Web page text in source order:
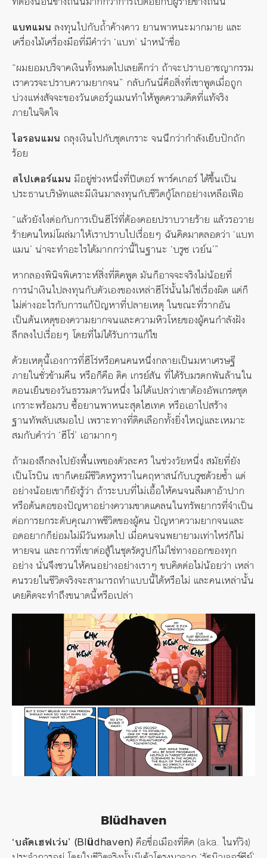
แบทแมน ลงทุนไปกับถ้ำค้างคาว ยานพาหนะมากมาย และ
เครื่องไม้เครื่องมือที่มีคำว่า ‘แบท’ นำหน้าชื่อ
“ผมยอมบริจาคเงินทั้งหมดไปเลยดีกว่า ถ้าจะปราบอาชญากรรม
เราควรจะปราบความยากจน” กลับกันนี่คือสิ่งที่เขาพูดเมื่อถูก
บ่วงแห่งสัจจะของวันเดอร์วูแมนทำให้พูดความคิดที่แท้จริง
ภายในจิตใจ
ไอรอนแมน ถลุงเงินไปกับชุดเกราะ จนนึกว่ากำลังเย็บปักถัก
ร้อย
สไปเดอร์แมน มีอยู่ช่วงหนึ่งที่ปีเตอร์ พาร์คเกอร์ ได้ขึ้นเป็น
ประธานบริษัทและมีเงินมาลงทุนกับชีวิตกู้โลกอย่างเหลือเฟือ
“แล้วยังไงต่อกับการเป็นฮีโร่ที่ต้องคอยปราบวายร้าย แล้วรอวาย
ร้ายคนใหม่โผล่มาให้เราปราบไปเรื่อยๆ ฉันคิดมาตลอดว่า ‘แบท
แมน’ น่าจะทำอะไรได้มากกว่านี้ในฐานะ ‘บรูซ เวย์น’”
หากลองพินิจพิเคราะห์สิ่งที่ดิคพูด มันก็อาจจะจริงไม่น้อยที่
การนำเงินไปลงทุนกับตัวเองของเหล่าฮีโร่นั้นไม่ใช่เรื่องผิด แต่ก็
ไม่ต่างอะไรกับการแก้ปัญหาที่ปลายเหตุ ในขณะที่รากอัน
เป็นต้นเหตุของความยากจนและความหิวโหยของผู้คนกำลังฝัง
ลึกลงไปเรื่อยๆ โดยที่ไม่ได้รับการแก้ไข
ด้วยเหตุนี้เองการที่ฮีโร่หรือคนคนหนึ่งกลายเป็นมหาเศรษฐี
ภายในชั่วข้ามคืน หรือก็คือ ดิค เกรย์สัน ที่ได้รับมรดกพันล้านใน
ตอนเย็นของวันธรรมดาวันหนึ่ง ไม่ได้แปลว่าเขาต้องอัพเกรดชุด
เกราะพร้อมรบ ซื้อยานพาหนะสุดไฮเทค หรือเอาไปสร้าง
ฐานทัพลับเสมอไป เพราะทางที่ดิคเลือกทั้งยิ่งใหญ่และเหมาะ
สมกับคำว่า ‘ฮีโร่’ เอามากๆ
ถ้ามองลึกลงไปยังพื้นเพของตัวละคร ในช่วงวัยหนึ่ง สมัยที่ยัง
เป็นโรบิน เขาก็เคยมีชีวิตหรูหราในคฤหาสน์กับบรูซด้วยซ้ำ แต่
อย่างน้อยเขาก็ยังรู้ว่า ถ้าระบบที่ไม่เอื้อให้คนจนลืมตาอ้าปาก
หรือต้นตอของปัญหาอย่างความขาดแคลนในทรัพยากรที่จำเป็น
ต่อการยกระดับคุณภาพชีวิตของผู้คน ปัญหาความยากจนและ
อดอยากก็ย่อมไม่มีวันหมดไป เมื่อคนจนพยายามเท่าไหร่ก็ไม่
หายจน และการที่เขาต่อสู้ในชุดรัดรูปก็ไม่ใช่ทางออกของทุก
อย่าง นั่นจึงชวนให้คนอย่างอย่างเราๆ ขบคิดต่อไม่น้อยว่า เหล่า
คนรวยในชีวิตจริงจะสามารถทำแบบนี้ได้หรือไม่ และคนเหล่านั้น
เคยคิดจะทำถึงขนาดนี้หรือเปล่า
Blüdhaven
‘บลัดเฮฟเว่น’ (Blüdhaven) คือชื่อเมืองที่ดิค (aka. ไนท์วิง)